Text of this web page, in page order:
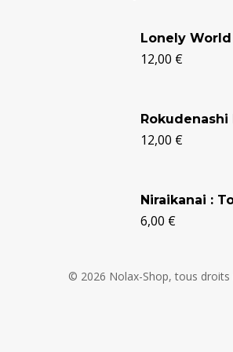
Lonely World
12,00 €
Rokudenashi
12,00 €
Niraikanai :
6,00 €
© 2026 Nolax-Shop, tous droits